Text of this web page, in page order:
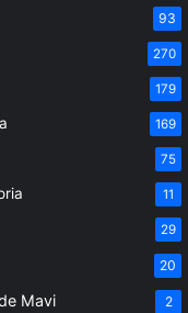
93
270
179
169
75
11
29
20
Mavi 2